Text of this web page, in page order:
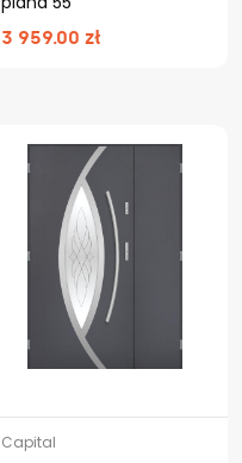
3 959.00 zł
Capital